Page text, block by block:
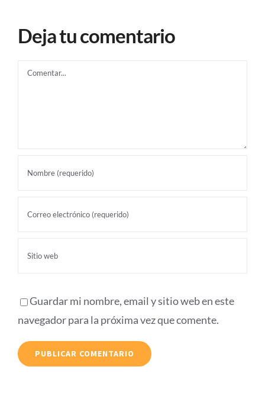
Deja tu comentario
Comentar
Guardar mi nombre, email y sitio web en este
navegador para la próxima vez que comente.